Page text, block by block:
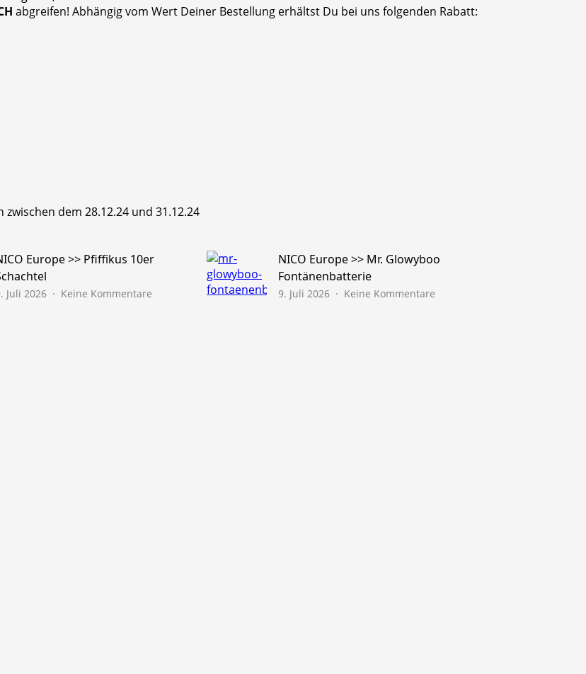
abgreifen! Abhängig vom Wert Deiner Bestellung erhältst Du bei uns folgenden Rabatt:
dem 28.12.24 und 31.12.24
Europe >> Pfiffikus 10er
Juli 2026 Keine Kommentare
NICO Europe >> Mr. Glowyboo
Fontänenbatterie
9. Juli 2026 Keine Kommentare